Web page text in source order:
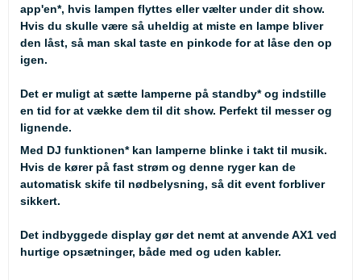
app'en*, hvis lampen flyttes eller vælter under dit show.
Hvis du skulle være så uheldig at miste en lampe bliver
den låst, så man skal taste en pinkode for at låse den op
igen.
Det er muligt at sætte lamperne på standby* og indstille
en tid for at vække dem til dit show. Perfekt til messer og
lignende.
Med DJ funktionen* kan lamperne blinke i takt til musik.
Hvis de kører på fast strøm og denne ryger kan de
automatisk skife til nødbelysning, så dit event forbliver
sikkert.
Det indbyggede display gør det nemt at anvende AX1 ved
hurtige opsætninger, både med og uden kabler.